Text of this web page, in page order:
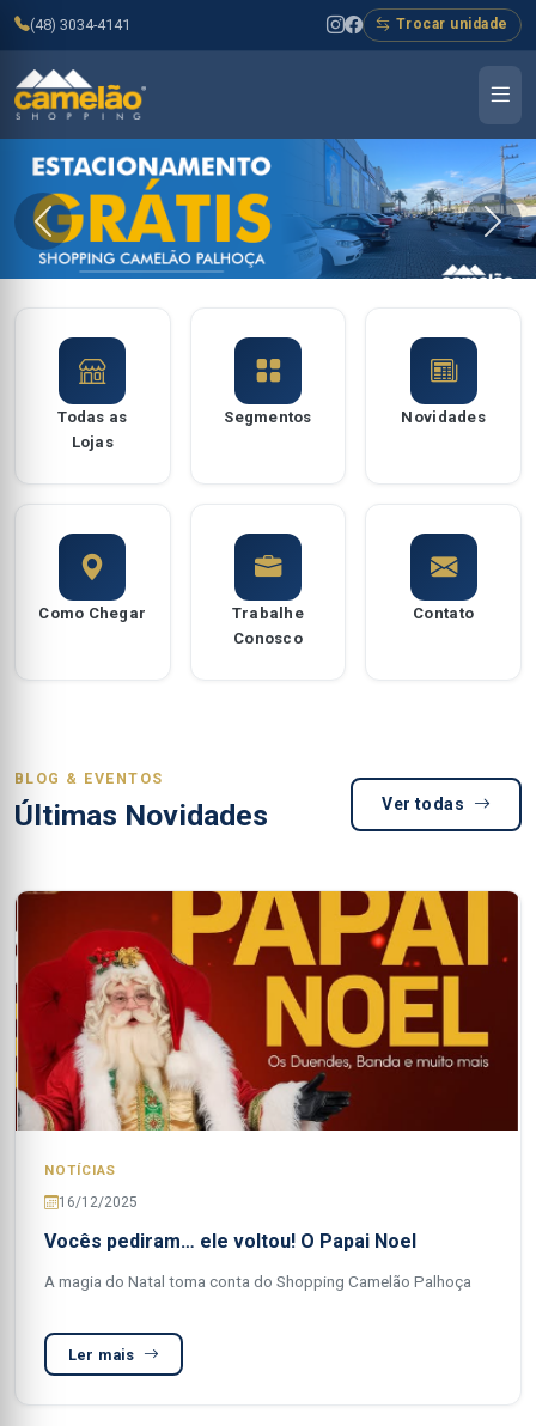
(48) 3034-4141 Trocar unidade
Todas as
Lojas
Segmentos Novidades
Como Chegar
Trabalhe
Conosco
Contato
BLOG & EVENTOS
Últimas Novidades Ver todas
NOTÍCIAS
16/12/2025
Vocês pediram… ele voltou! O Papai Noel
A magia do Natal toma conta do Shopping Camelão Palhoça
Ler mais